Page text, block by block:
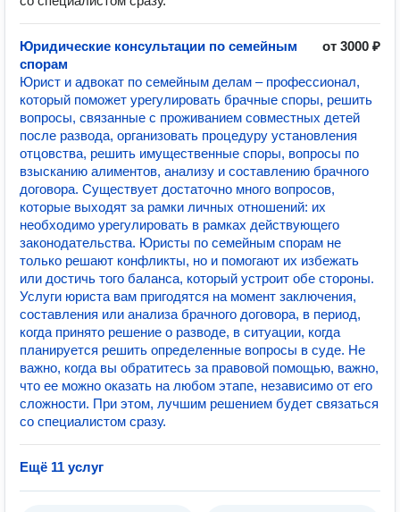
Юридические консультации по семейным
спорам
от 3000 ₽
Юрист и адвокат по семейным делам – профессионал,
который поможет урегулировать брачные споры, решить
вопросы, связанные с проживанием совместных детей
после развода, организовать процедуру установления
отцовства, решить имущественные споры, вопросы по
взысканию алиментов, анализу и составлению брачного
договора. Существует достаточно много вопросов,
которые выходят за рамки личных отношений: их
необходимо урегулировать в рамках действующего
законодательства. Юристы по семейным спорам не
только решают конфликты, но и помогают их избежать
или достичь того баланса, который устроит обе стороны.
Услуги юриста вам пригодятся на момент заключения,
составления или анализа брачного договора, в период,
когда принято решение о разводе, в ситуации, когда
планируется решить определенные вопросы в суде. Не
важно, когда вы обратитесь за правовой помощью, важно,
что ее можно оказать на любом этапе, независимо от его
сложности. При этом, лучшим решением будет связаться
со специалистом сразу.
Ещё 11 услуг